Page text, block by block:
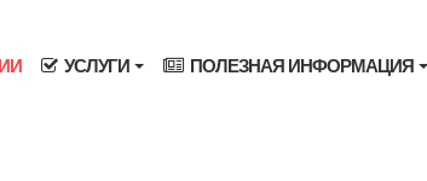
УСЛУГИ ПОЛЕЗНАЯ ИНФОРМАЦИЯ